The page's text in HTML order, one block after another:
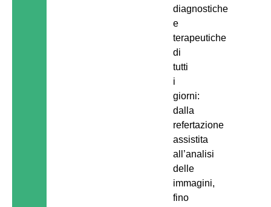
diagnostiche
e
terapeutiche
di
tutti
i
giorni:
dalla
refertazione
assistita
all’analisi
delle
immagini,
fino